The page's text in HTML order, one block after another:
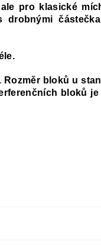
pro klasické
bloků u
bloků je